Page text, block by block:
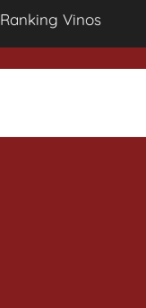
Ranking Vinos